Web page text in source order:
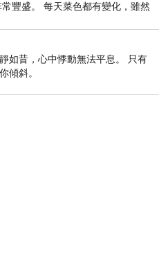
豐盛。 每天菜色都有變化，雖然
出料理包加熱，但
如昔，心中悸動無法平息。 只有
傾斜。